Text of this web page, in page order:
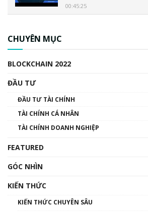
00:45:25
00:02:14
Nhìn lại năm 2022: Những
đến hệ sinh thái tiền mã
CHUYÊN MỤC
BLOCKCHAIN 2022
ĐẦU TƯ
ĐẦU TƯ TÀI CHÍNH
TÀI CHÍNH CÁ NHÂN
TÀI CHÍNH DOANH NGHIỆP
FEATURED
GÓC NHÌN
KIẾN THỨC
KIẾN THỨC CHUYÊN SÂU